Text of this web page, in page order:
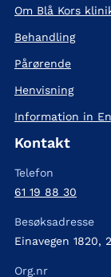
Om Blå Kors
Behandling
Pårørende
Henvisning
Information in
Kontakt
Telefon
61 19 88 30
Besøksadresse
Einavegen 1820,
Org.nr